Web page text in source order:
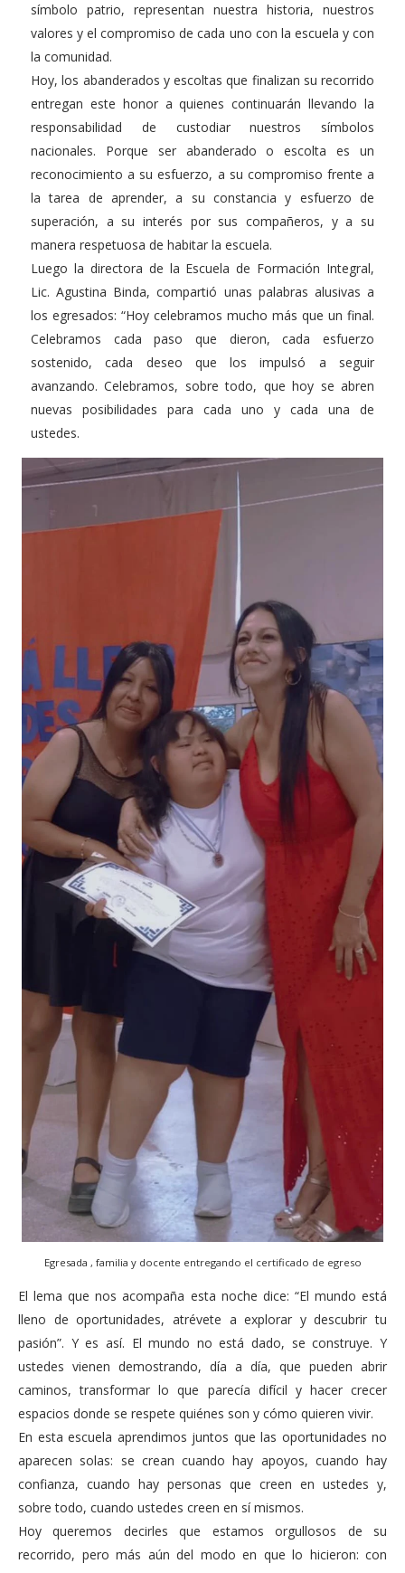
símbolo patrio, representan nuestra historia, nuestros
valores y el compromiso de cada uno con la escuela y con
la comunidad.
Hoy, los abanderados y escoltas que finalizan su recorrido
entregan este honor a quienes continuarán llevando la
responsabilidad de custodiar nuestros símbolos
nacionales. Porque ser abanderado o escolta es un
reconocimiento a su esfuerzo, a su compromiso frente a
la tarea de aprender, a su constancia y esfuerzo de
superación, a su interés por sus compañeros, y a su
manera respetuosa de habitar la escuela.
Luego la directora de la Escuela de Formación Integral,
Lic. Agustina Binda, compartió unas palabras alusivas a
los egresados: “Hoy celebramos mucho más que un final.
Celebramos cada paso que dieron, cada esfuerzo
sostenido, cada deseo que los impulsó a seguir
avanzando. Celebramos, sobre todo, que hoy se abren
nuevas posibilidades para cada uno y cada una de
ustedes.
Egresada , familia y docente entregando el certificado de egreso
El lema que nos acompaña esta noche dice: “El mundo está
lleno de oportunidades, atrévete a explorar y descubrir tu
pasión”. Y es así. El mundo no está dado, se construye. Y
ustedes vienen demostrando, día a día, que pueden abrir
caminos, transformar lo que parecía difícil y hacer crecer
espacios donde se respete quiénes son y cómo quieren vivir.
En esta escuela aprendimos juntos que las oportunidades no
aparecen solas: se crean cuando hay apoyos, cuando hay
confianza, cuando hay personas que creen en ustedes y,
sobre todo, cuando ustedes creen en sí mismos.
Hoy queremos decirles que estamos orgullosos de su
recorrido, pero más aún del modo en que lo hicieron: con